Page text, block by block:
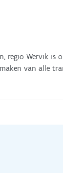
regio Wervik is
van alle